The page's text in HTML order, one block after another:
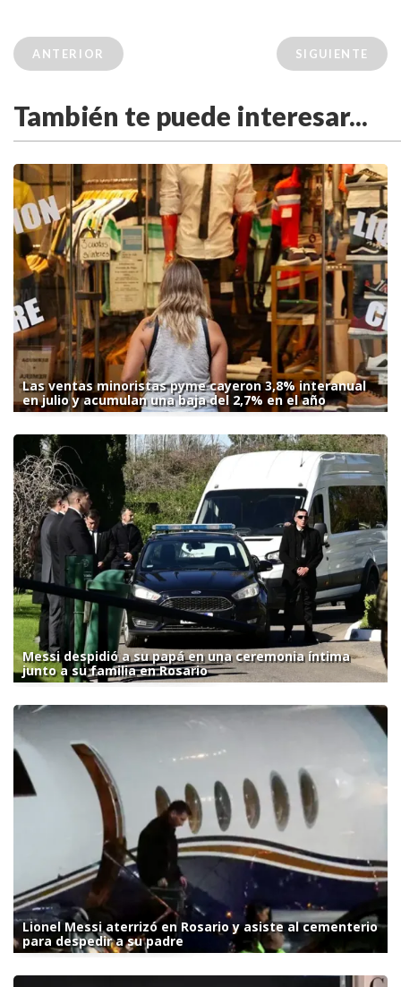
ANTERIOR SIGUIENTE
También te puede interesar...
Las ventas minoristas pyme cayeron 3,8% interanual
en julio y acumulan una baja del 2,7% en el año
Messi despidió a su papá en una ceremonia íntima
junto a su familia en Rosario
Lionel Messi aterrizó en Rosario y asiste al cementerio
para despedir a su padre